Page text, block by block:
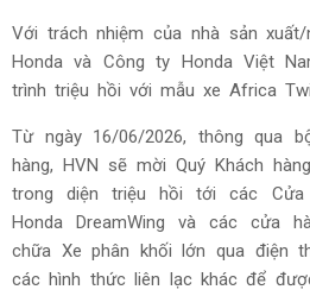
Với trách nhiệm của nhà sản xuất/
Honda và Công ty Honda Việt
trình triệu hồi với mẫu xe Africa
Từ ngày 16/06/2026, thông qua
hàng, HVN sẽ mời Quý Khách
trong diện triệu hồi tới các
Honda DreamWing và các cửa
chữa Xe phân khối lớn qua điện
các hình thức liên lạc khác để